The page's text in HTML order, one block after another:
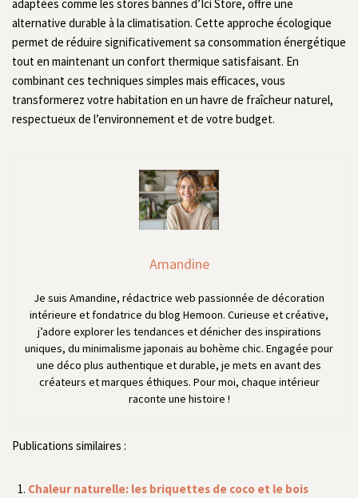
adaptées comme les stores bannes d’Ici Store, offre une
alternative durable à la climatisation. Cette approche écologique
permet de réduire significativement sa consommation énergétique
tout en maintenant un confort thermique satisfaisant. En
combinant ces techniques simples mais efficaces, vous
transformerez votre habitation en un havre de fraîcheur naturel,
respectueux de l’environnement et de votre budget.
Amandine
Je suis Amandine, rédactrice web passionnée de décoration
intérieure et fondatrice du blog Hemoon. Curieuse et créative,
j’adore explorer les tendances et dénicher des inspirations
uniques, du minimalisme japonais au bohème chic. Engagée pour
une déco plus authentique et durable, je mets en avant des
créateurs et marques éthiques. Pour moi, chaque intérieur
raconte une histoire !
Publications similaires :
Chaleur naturelle: les briquettes de coco et le bois